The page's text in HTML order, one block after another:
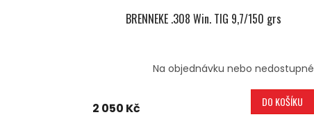
BRENNEKE .308 Win. TIG 9,7/150 grs
Na objednávku nebo nedostupné
2 050 Kč DO KOŠÍKU